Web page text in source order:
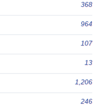
368
964
107
13
1,206
246